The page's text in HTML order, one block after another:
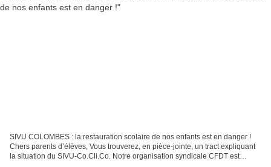
SIVU COLOMBES : la restauration scolaire de nos enfants est en danger !
Chers parents d’élèves, Vous trouverez, en pièce-jointe, un tract expliquant
la situation du SIVU-Co.Cli.Co. Notre organisation syndicale CFDT est